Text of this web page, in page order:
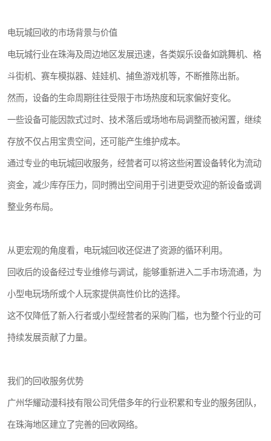
电玩城回收的市场背景与价值
电玩城行业在珠海及周边地区发展迅速，各类娱乐设备如跳舞机、格
斗街机、赛车模拟器、娃娃机、捕鱼游戏机等，不断推陈出新。
然而，设备的生命周期往往受限于市场热度和玩家偏好变化。
一些设备可能因款式过时、技术落后或场地布局调整而被闲置，继续
存放不仅占用宝贵空间，还可能产生维护成本。
通过专业的电玩城回收服务，经营者可以将这些闲置设备转化为流动
资金，减少库存压力，同时腾出空间用于引进更受欢迎的新设备或调
整业务布局。
从更宏观的角度看，电玩城回收还促进了资源的循环利用。
回收后的设备经过专业维修与调试，能够重新进入二手市场流通，为
小型电玩场所或个人玩家提供高性价比的选择。
这不仅降低了新入行者或小型经营者的采购门槛，也为整个行业的可
持续发展贡献了力量。
我们的回收服务优势
广州华耀动漫科技有限公司凭借多年的行业积累和专业的服务团队，
在珠海地区建立了完善的回收网络。